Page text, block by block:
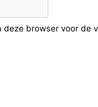
browser voor de